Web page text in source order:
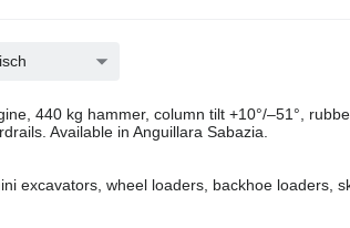
440 kg hammer, column tilt +10°/–51°,
Available in Anguillara Sabazia.
excavators, wheel loaders, backhoe loaders,